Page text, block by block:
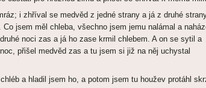
i zhříval se medvěd z jedné strany a já z druhé
Co jsem měl chleba, všechno jsem jemu nalámal a
druhé noci zas a já ho zase krmil chlebem. A on se sytil a
přišel medvěd zas a tu jsem si již na něj uchystal
a hladil jsem ho, a potom jsem tu houžev protáhl